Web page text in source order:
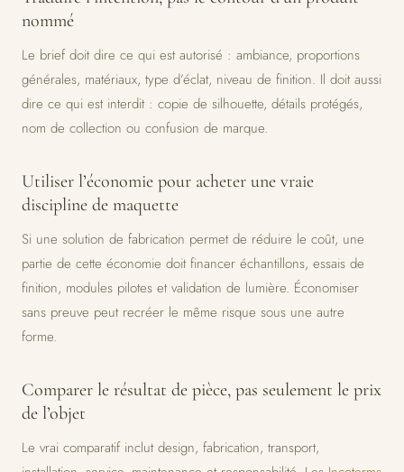
nommé
Le brief doit dire ce qui est autorisé : ambiance, proportions
générales, matériaux, type d’éclat, niveau de finition. Il doit aussi
dire ce qui est interdit : copie de silhouette, détails protégés,
nom de collection ou confusion de marque.
Utiliser l’économie pour acheter une vraie
discipline de maquette
Si une solution de fabrication permet de réduire le coût, une
partie de cette économie doit financer échantillons, essais de
finition, modules pilotes et validation de lumière. Économiser
sans preuve peut recréer le même risque sous une autre
forme.
Comparer le résultat de pièce, pas seulement le prix
de l’objet
Le vrai comparatif inclut design, fabrication, transport,